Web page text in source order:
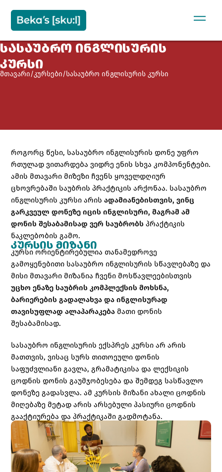
ᲡᲐᲡᲐᲣᲑᲠᲝ ᲘᲜᲒᲚᲘᲡᲣᲠᲘᲡ
ᲙᲣᲠᲡᲘ
მთავარი/კურსები/სასაუბრო ინგლისურის კურსი
როგორც წესი, სასაუბრო ინგლისურის დონე უფრო
რთულად ვითარდება ვიდრე ენის სხვა კომპონენტები.
ამის მთავარი მიზეზი ჩვენს ყოველდღიურ
ცხოვრებაში საუბრის პრაქტიკის არქონაა. სასაუბრო
ინგლისურის კურსი არისადამიანებისთვის, ვინც
გარკვეულ დონეზე იცის ინგლისური, მაგრამ ამ
დონის შესაბამისად ვერ საუბრობსპრაქტიკის
ნაკლებობის გამო.
ᲙᲣᲠᲡᲘᲡ ᲛᲘᲖᲐᲜᲘ
კურსი ორიენტირებულია თანამედროვე
გამოყენებითი სასაუბრო ინგლისურის სწავლებაზე და
მისი მთავარი მიზანია ჩვენი მოსწავლეებისთვის
უცხო ენაზე საუბრის კომპლექსის მოხსნა,
ბარიერების გადალახვა და ინგლისურად
თავისუფლად ალაპარაკება მათი დონის
შესაბამისად.
სასაუბრო ინგლისურის ექსპრეს კურსი არ არის
მათთვის, ვისაც სურს თითოეული დონის
საფუძვლიანი გავლა, გრამატიკისა და ლექსიკის
ცოდნის დონის გაუმჯობესება და შემდეგ სასწავლო
დონეზე გადასვლა. ამ კურსის მიზანი ახალი ცოდნის
მიღებაზე მეტად არის არსებული პასიური ცოდნის
გააქტიურება და პრაქტიკაში გადმოტანა.
Sign in
SIGN IN
Remember me Lost your password?
Already have an account?Sign in